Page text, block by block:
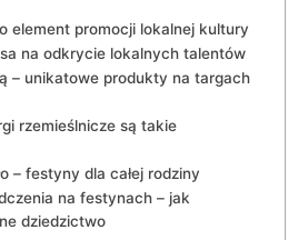
element​ promocji lokalnej kultury
na odkrycie lokalnych ​talentów
– unikatowe produkty na targach⁢
rzemieślnicze są takie
– festyny dla całej⁢ rodziny
na festynach – jak
dziedzictwo